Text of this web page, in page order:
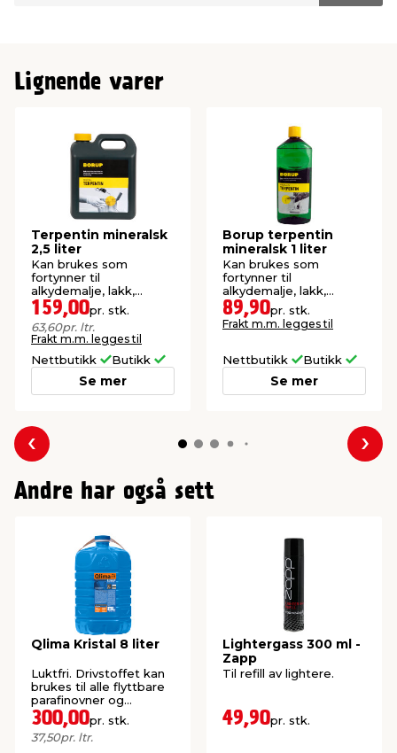
Lignende varer
Terpentin mineralsk
2,5 liter
Kan brukes som
fortynner til
alkydemalje, lakk,
trebeskyttelse og
oljemaling.
159,00pr. stk.
63,60pr. ltr.
Frakt m.m. legges til
Nettbutikk Butikk
Se mer
Borup terpentin
mineralsk 1 liter
Kan brukes som
fortynner til
alkydemalje, lakk,
oljelakk og oljemaling.
89,90pr. stk.
Frakt m.m. legges til
Nettbutikk Butikk
Se mer
Forrige
Andre har også sett
Qlima Kristal 8 liter
Luktfri. Drivstoffet kan
brukes til alle flyttbare
parafinovner og
varmeovner.
300,00pr. stk.
37,50pr. ltr.
Lightergass 300 ml -
Zapp
Til refill av lightere.
49,90pr. stk.